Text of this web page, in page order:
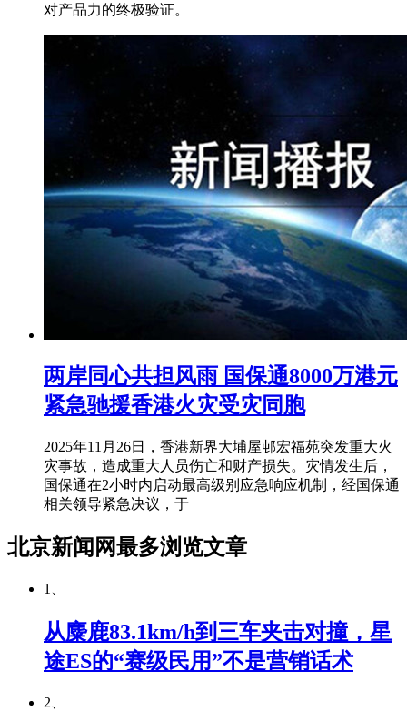
对产品力的终极验证。
两岸同心共担风雨 国保通8000万港元
紧急驰援香港火灾受灾同胞
2025年11月26日，香港新界大埔屋邨宏福苑突发重大火
灾事故，造成重大人员伤亡和财产损失。灾情发生后，
国保通在2小时内启动最高级别应急响应机制，经国保通
相关领导紧急决议，于
北京新闻网最多浏览文章
1、
从麋鹿83.1km/h到三车夹击对撞，星
途ES的“赛级民用”不是营销话术
2、